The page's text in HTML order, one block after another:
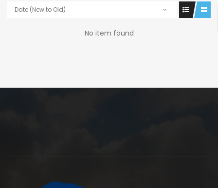
Date (New to Old)
No item found